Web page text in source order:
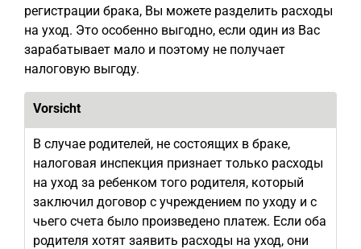
регистрации брака, Вы можете разделить расходы
на уход. Это особенно выгодно, если один из Вас
зарабатывает мало и поэтому не получает
налоговую выгоду.
Vorsicht
В случае родителей, не состоящих в браке,
налоговая инспекция признает только расходы
на уход за ребенком того родителя, который
заключил договор с учреждением по уходу и с
чьего счета было произведено платеж. Если оба
родителя хотят заявить расходы на уход, они